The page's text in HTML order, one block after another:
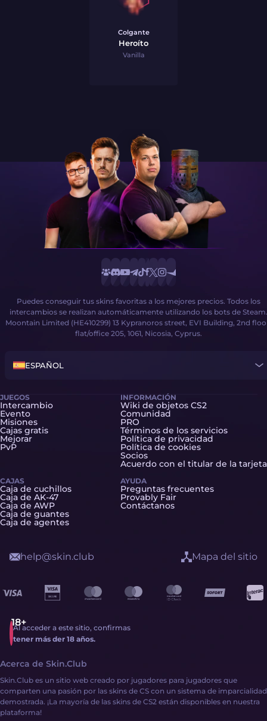
Colgante
Heroíto
Vanilla
Puedes conseguir tus skins favoritas a los mejores precios. Todos los
intercambios se realizan automáticamente utilizando los bots de Steam.
Moontain Limited (HE410299) 13 Kypranoros street, EVI Building, 2nd
flat/office 205, 1061, Nicosia, Cyprus.
ESPAÑOL
JUEGOS
Intercambio
Evento
Misiones
Cajas gratis
Mejorar
PvP
CAJAS
Caja de cuchillos
Caja de AK-47
Caja de AWP
Caja de guantes
Caja de agentes
INFORMACIÓN
Wiki de objetos CS2
Comunidad
PRO
Términos de los servicios
Política de privacidad
Política de cookies
Socios
Acuerdo con el titular de la tarjeta
AYUDA
Preguntas frecuentes
Provably Fair
Contáctanos
Al acceder a este sitio, confirmas
tener más der 18 años.
help@skin.club Mapa del sitio
Acerca de Skin.Club
Skin.Club es un sitio web creado por jugadores para jugadores que
comparten una pasión por las skins de CS con un sistema de imparcialidad
demostrada. ¡La mayoría de las skins de CS2 están disponibles en nuestra
plataforma!